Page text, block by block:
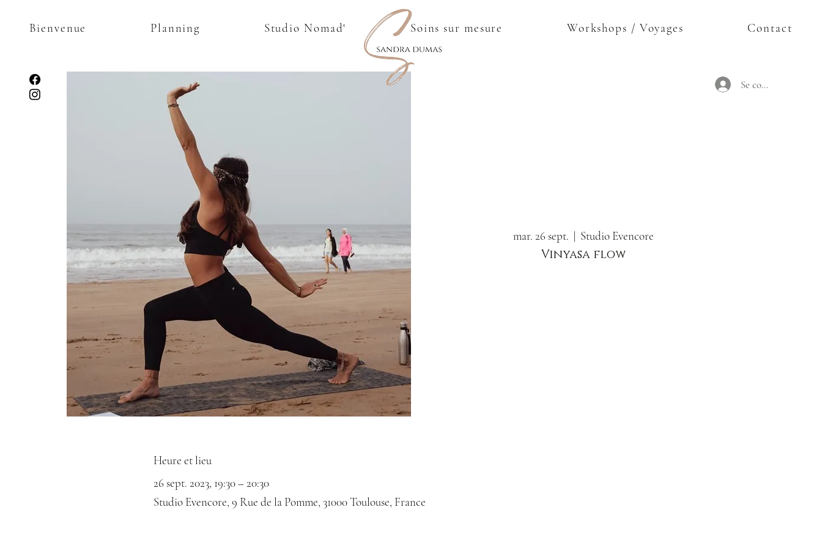
Se connecter
Bienvenue Planning Studio Nomad' Soins sur mesure Workshops / Voyages Contact
mar. 26 sept.
  |
Studio Evencore
Vinyasa flow
Heure et lieu
26 sept. 2023, 19:30 – 20:30
Studio Evencore, 9 Rue de la Pomme, 31000 Toulouse, France